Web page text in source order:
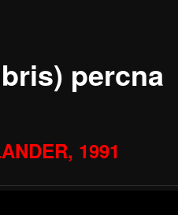
percna
1991